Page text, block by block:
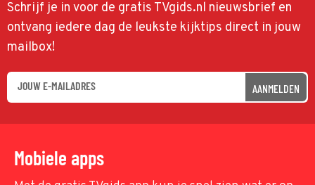
Schrijf je in voor de gratis TVgids.nl nieuwsbrief en
ontvang iedere dag de leukste kijktips direct in jouw
mailbox!
AANMELDEN
Mobiele apps